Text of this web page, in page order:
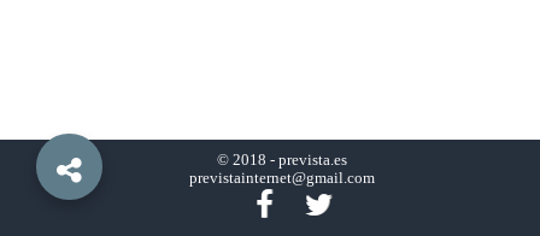
© 2018 - prevista.es
previstainternet@gmail.com